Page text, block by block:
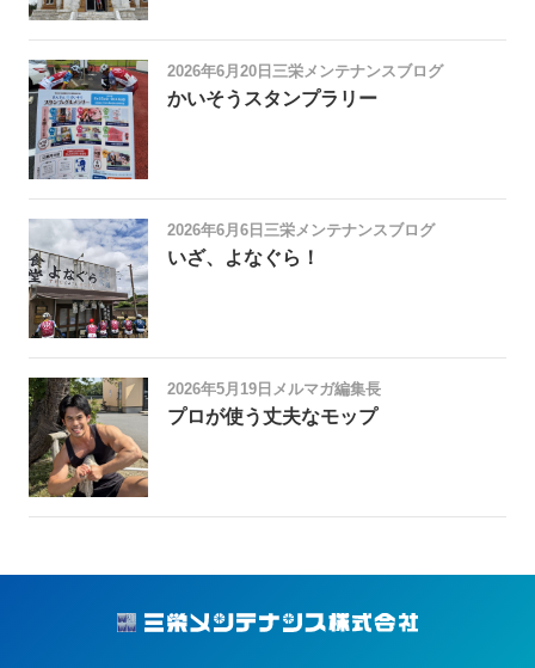
2026年6月20日 三栄メンテナンスブログ
かいそうスタンプラリー
2026年6月6日 三栄メンテナンスブログ
いざ、よなぐら！
2026年5月19日 メルマガ編集長
プロが使う丈夫なモップ